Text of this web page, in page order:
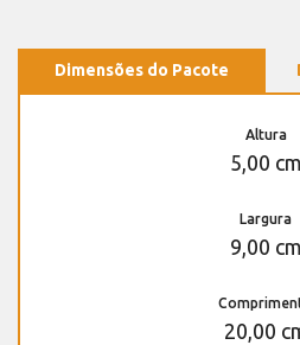
Dimensões do Pacote
Altura
5,00 cm
Largura
9,00 cm
20,00